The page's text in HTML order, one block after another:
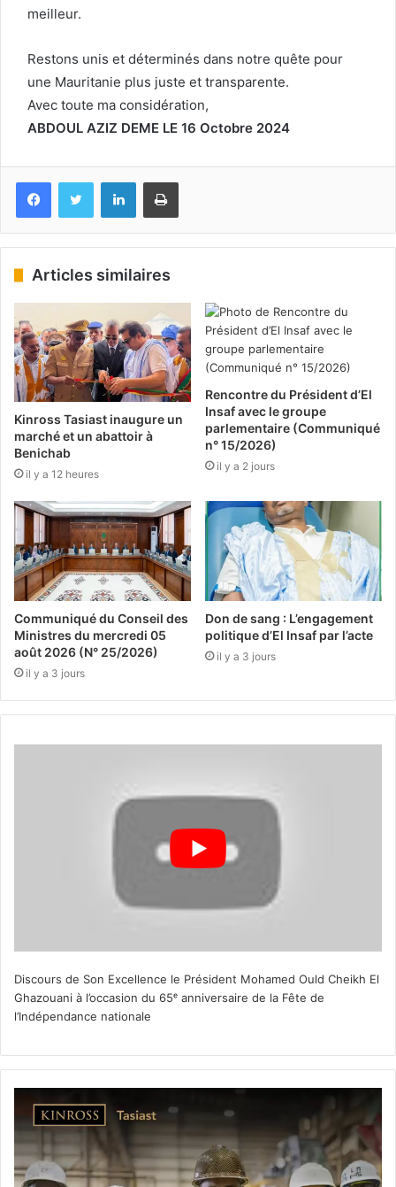
meilleur.
Restons unis et déterminés dans notre quête pour
une Mauritanie plus juste et transparente.
Avec toute ma considération,
ABDOUL AZIZ DEME LE 16 Octobre 2024
FacebookTwitter LinkedinImprimer
Articles similaires
Kinross Tasiast inaugure un
marché et un abattoir à
Benichab
il y a 12 heures
Rencontre du Président d’El
Insaf avec le groupe
parlementaire (Communiqué
n° 15/2026)
il y a 2 jours
Communiqué du Conseil des
Ministres du mercredi 05
août 2026 (N° 25/2026)
il y a 3 jours
Don de sang : L’engagement
politique d’El Insaf par l’acte
il y a 3 jours
Discours de Son Excellence le Président Mohamed Ould Cheikh El
Ghazouani à l’occasion du 65ᵉ anniversaire de la Fête de
l’Indépendance nationale